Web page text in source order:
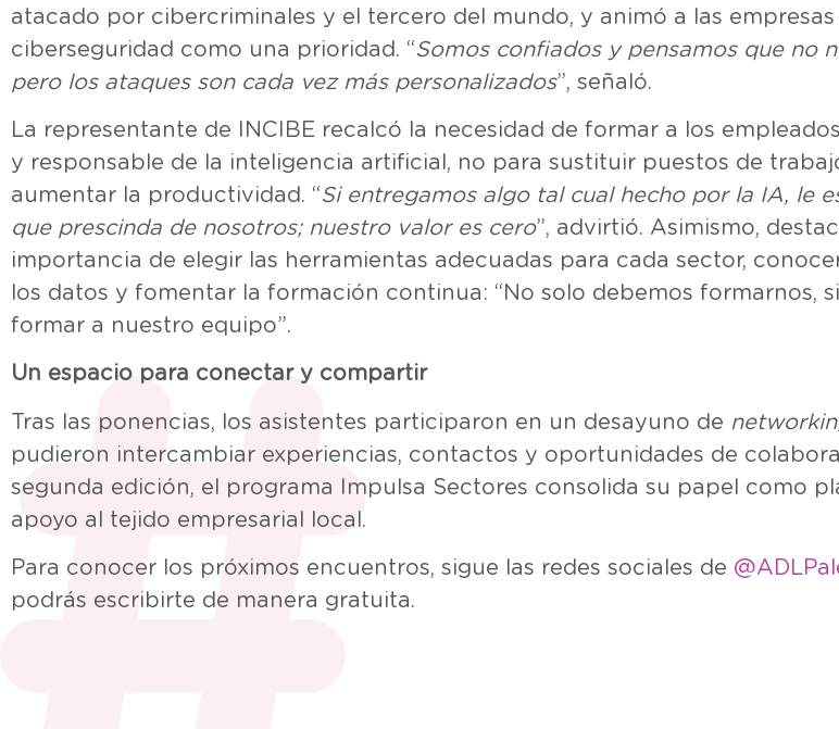
atacado por cibercriminales y el tercero del mundo, y animó a las
ciberseguridad como una prioridad. “Somos confiados y pensamos que no
pero los ataques son cada vez más personalizados”, señaló.
La representante de INCIBE recalcó la necesidad de formar a los
y responsable de la inteligencia artificial, no para sustituir puestos de
aumentar la productividad. “Si entregamos algo tal cual hecho por la IA, le
que prescinda de nosotros; nuestro valor es cero”, advirtió. Asimismo,
importancia de elegir las herramientas adecuadas para cada sector,
los datos y fomentar la formación continua: “No solo debemos formarnos,
formar a nuestro equipo”.
Un espacio para conectar y compartir
Tras las ponencias, los asistentes participaron en un desayuno de
pudieron intercambiar experiencias, contactos y oportunidades de
segunda edición, el programa Impulsa Sectores consolida su papel como
apoyo al tejido empresarial local.
Para conocer los próximos encuentros, sigue las redes sociales de
podrás escribirte de manera gratuita.